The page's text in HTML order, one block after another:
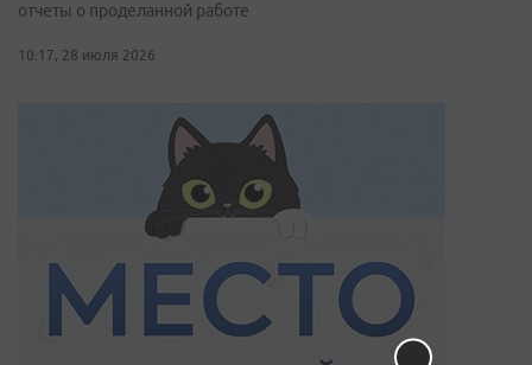
отчеты о проделанной работе
10:17, 28 июля 2026